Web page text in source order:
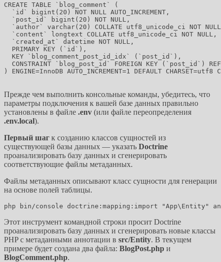
CREATE TABLE `blog_comment` (
  `id` bigint(20) NOT NULL AUTO_INCREMENT,
  `post_id` bigint(20) NOT NULL,
`author` varchar(20) COLLATE utf8_unicode_ci NOT
  `content` longtext COLLATE utf8_unicode_ci NOT NULL,
  `created_at` datetime NOT NULL,
  PRIMARY KEY (`id`),
  KEY `blog_comment_post_id_idx` (`post_id`),
CONSTRAINT `blog_post_id` FOREIGN KEY (`post_id`)
) ENGINE=InnoDB AUTO_INCREMENT=1 DEFAULT
Прежде чем выполнить консольные команды, убедитесь, что
параметры подключения к вашей базе данных правильно
установлены в файле .env (или файле переопределения
.env.local).
Первый шаг к созданию классов сущностей из
существующей базы данных — указать Doctrine
проанализировать базу данных и сгенерировать
соответствующие файлы метаданных.
Файлы метаданных описывают класс сущности для генерации
на основе полей таблицы.
Этот инструмент командной строки просит Doctrine
проанализировать базу данных и сгенерировать новые классы
PHP с метаданными аннотации в src/Entity. В текущем
примере будет создана два файла: BlogPost.php и
BlogComment.php.